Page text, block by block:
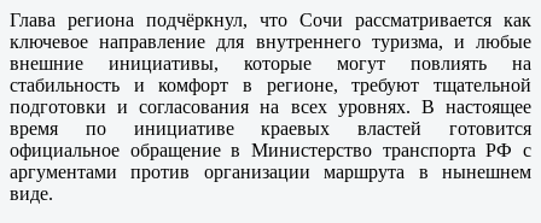
Глава региона подчёркнул, что Сочи рассматривается как
ключевое направление для внутреннего туризма, и любые
внешние инициативы, которые могут повлиять на
стабильность и комфорт в регионе, требуют тщательной
подготовки и согласования на всех уровнях. В настоящее
время по инициативе краевых властей готовится
официальное обращение в Министерство транспорта РФ с
аргументами против организации маршрута в нынешнем
виде.